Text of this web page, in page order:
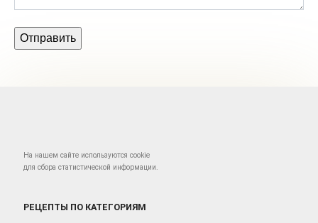
На нашем сайте используются cookie
для сбора статистической информации.
РЕЦЕПТЫ ПО КАТЕГОРИЯМ